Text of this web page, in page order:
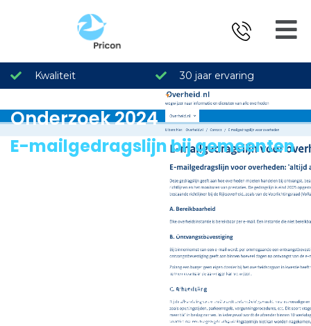
Kwaliteit 30 jaar ervaring
Onderzoek 2024
E-mailgedragslijn bij gemeenten
In dit onderzoek is door Pricon onderzocht of Nederlandse
uitgangspunt is gekeken naar de e-mailgedragslijn voor
Hierbij zijn onder andere de eventuele belemmeringen om
een eenvoudige vraag te kunnen mailen en de responstijd
van gemeenten (op een per mail ingediende eenvoudige
Lees hier de volledige